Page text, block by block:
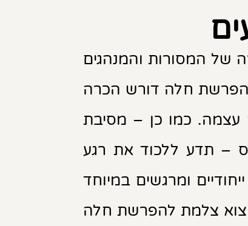
של המסורות והמנהגים
הפרשת חלה דורש הכרה
כמו כן – מסיבת
– תדע ללכוד את רגע
ומרגשים במיוחד
צלמת להפרשת חלה